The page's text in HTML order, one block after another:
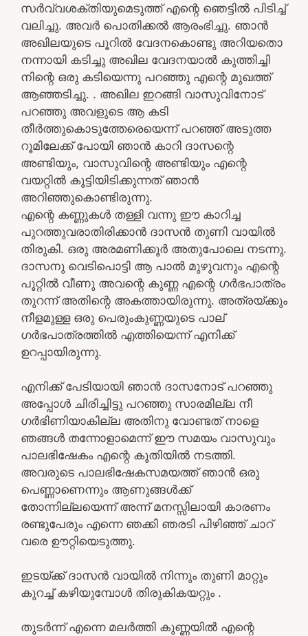
സര്‍വ്വശക്തിയുമെടുത്ത് എന്റെ ഞെട്ടില്‍ പിടിച്ച്
വലിച്ചു. അവര്‍ പൊതിക്കല്‍ ആരംഭിച്ചു. ഞാന്‍
അഖിലയുടെ പൂറില്‍ വേദനകൊണ്ടു അറിയതൊ
നന്നായി കടിച്ചു അഖില വേദനയാല്‍ കുത്തിച്ചി
നിന്റെ ഒരു കടിയെന്നു പറഞ്ഞു എന്റെ മുഖത്ത്
ആഞ്ഞടിച്ചു. . അഖില ഇറങ്ങി വാസുവിനോട്
പറഞ്ഞു അവളുടെ ആ കടി
തീര്‍ത്തുകൊടുത്തേരെയെന്ന് പറഞ്ഞ് അടുത്ത
റൂമിലേക്ക് പോയി ഞാന്‍ കാറി ദാസന്റെ
അണ്ടിയും, വാസുവിന്റെ അണ്ടിയും എന്റെ
വയറ്റില്‍ കൂട്ടിയിടിക്കുന്നത് ഞാന്‍
അറിഞ്ഞുകൊണ്ടിരുന്നു.
എന്റെ കണ്ണുകള്‍ തള്ളി വന്നു ഈ കാറിച്ച
പുറത്തുവരാതിരിക്കാന്‍ ദാസന്‍ തുണി വായില്‍
തിരുകി. ഒരു അരമണിക്കൂര്‍ അതുപോലെ നടന്നു.
ദാസനു വെടിപൊട്ടി ആ പാല്‍ മുഴുവനും എന്റെ
പൂറ്റില്‍ വീണു അവന്റെ കുണ്ണ എന്റെ ഗര്‍ഭപാത്രം
തുറന്ന് അതിന്റെ അകത്തായിരുന്നു. അത്രയ്ക്കും
നീളമുള്ള ഒരു പെരുംകുണ്ണയുടെ പാല്
ഗര്‍ഭപാത്രത്തില്‍ എത്തിയെന്ന് എനിക്ക്
ഉറപ്പായിരുന്നു.
എനിക്ക് പേടിയായി ഞാന്‍ ദാസനോട് പറഞ്ഞു
അപ്പോള്‍ ചിരിച്ചിട്ടു പറഞ്ഞു സാരമില്ല നീ
ഗര്‍ഭിണിയാകില്ല അതിനു വോണ്ടത് നാളെ
ഞങ്ങള്‍ തന്നോളാമെന്ന് ഈ സമയം വാസുവും
പാലഭിഷേകം എന്റെ കൂതിയില്‍ നടത്തി.
അവരുടെ പാലഭിഷേകസമയത്ത് ഞാന്‍ ഒരു
പെണ്ണാണെന്നും ആണുങ്ങള്‍ക്ക്
തോന്നില്ലയെന്ന് അന്ന് മനസ്സിലായി കാരണം
രണ്ടുപേരും എന്നെ ഞക്കി ഞരടി പിഴിഞ്ഞ് ചാറ്
വരെ ഊറ്റിയെടുത്തു.
ഇടയ്ക്ക് ദാസന്‍ വായില്‍ നിന്നും തുണി മാറ്റും
കുറച്ച് കഴിയുമ്പോള്‍ തിരുകികയറ്റും .
തുടര്‍ന്ന് എന്നെ മലര്‍ത്തി കുണ്ണയില്‍ എന്റെ